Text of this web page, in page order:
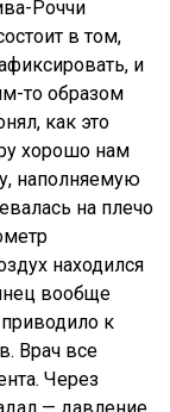
Роччи
в том,
и
то образом
как это
хорошо нам
наполняемую
на плечо
находился
вообще
к
Врач все
Через